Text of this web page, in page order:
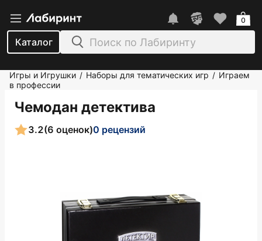
Каталог
0
Игры и Игрушки / Наборы для тематических игр / Играем
в профессии
Чемодан детектива
3.2(6 оценок)0 рецензий